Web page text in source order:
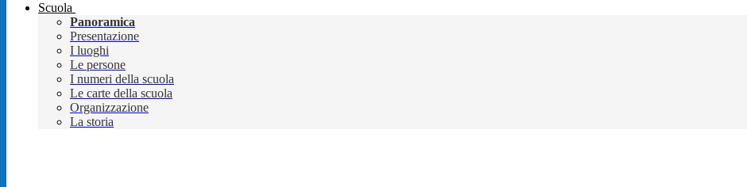
Scuola
Panoramica
Presentazione
I luoghi
Le persone
I numeri della scuola
Le carte della scuola
Organizzazione
La storia